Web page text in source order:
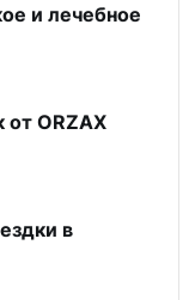
и лечебное
от ORZAX
в